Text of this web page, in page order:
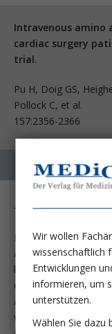
Intravenous amino
cardiac surgery
trial.
Pu H, Doig GS,
Pollock C, et al. J
157:2356-2366
Diese zunächst
Aminosäuren einen
könnten, beruht
eines Menschen
Anfall osmotisch
werden müssen,
Wir wollen
wissenschaftlich
Entwicklungen
informieren, um
unterstützen.
Wählen Sie dazu